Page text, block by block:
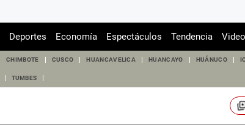
Deportes Economía Espectáculos Tendencia
CHIMBOTE CUSCO HUANCAVELICA HUANCAYO HUÁNUCO
TUMBES